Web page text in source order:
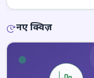
नए क्विज़